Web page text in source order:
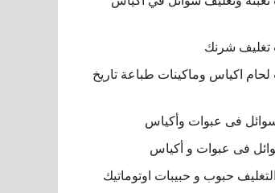
تغليف شرنك
لحام اكياس وماكينات طباعة تاريخ
فى عبوات وأكياس
فى عبوات و أكياس
حبوب و حبيبات اوتوماتيك